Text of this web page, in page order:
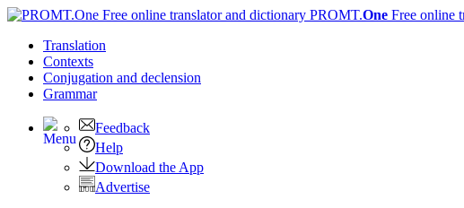
PROMT.One Free online
Translation
Contexts
Conjugation and declension
Grammar
Feedback
Help
Download the App
Advertise